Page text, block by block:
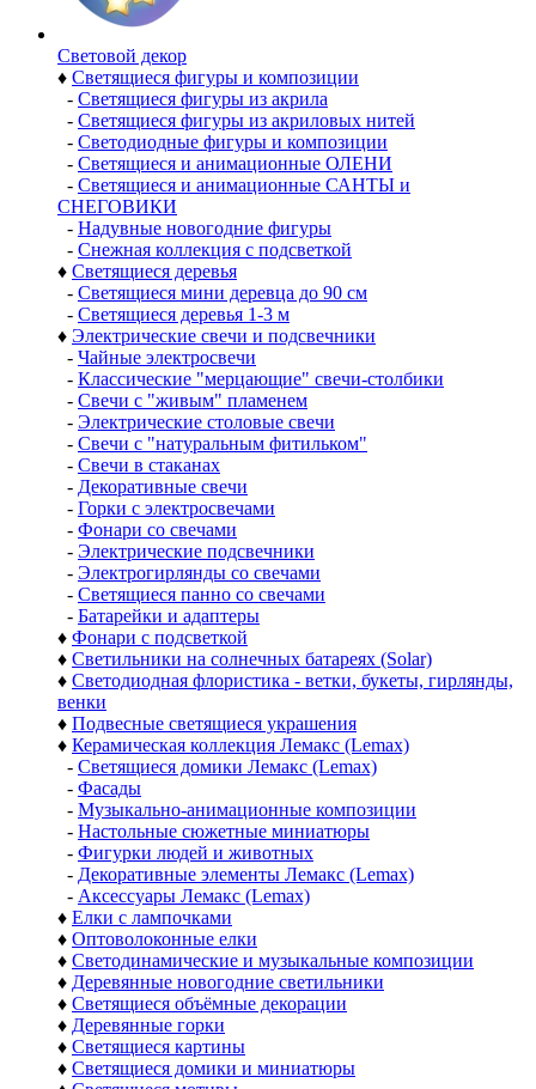
Световой декор
♦ Светящиеся фигуры и композиции
- Светящиеся фигуры из акрила
- Светящиеся фигуры из акриловых нитей
- Светодиодные фигуры и композиции
- Светящиеся и анимационные ОЛЕНИ
- Светящиеся и анимационные САНТЫ и
СНЕГОВИКИ
- Надувные новогодние фигуры
- Снежная коллекция с подсветкой
♦ Светящиеся деревья
- Светящиеся мини деревца до 90 см
- Светящиеся деревья 1-3 м
♦ Электрические свечи и подсвечники
- Чайные электросвечи
- Классические "мерцающие" свечи-столбики
- Свечи с "живым" пламенем
- Электрические столовые свечи
- Свечи с "натуральным фитильком"
- Свечи в стаканах
- Декоративные свечи
- Горки с электросвечами
- Фонари со свечами
- Электрические подсвечники
- Электрогирлянды со свечами
- Светящиеся панно со свечами
- Батарейки и адаптеры
♦ Фонари с подсветкой
♦ Светильники на солнечных батареях (Solar)
♦ Светодиодная флористика - ветки, букеты, гирлянды,
венки
♦ Подвесные светящиеся украшения
♦ Керамическая коллекция Лемакс (Lemax)
- Светящиеся домики Лемакс (Lemax)
- Фасады
- Музыкально-анимационные композиции
- Настольные сюжетные миниатюры
- Фигурки людей и животных
- Декоративные элементы Лемакс (Lemax)
- Аксессуары Лемакс (Lemax)
♦ Елки с лампочками
♦ Оптоволоконные елки
♦ Светодинамические и музыкальные композиции
♦ Деревянные новогодние светильники
♦ Светящиеся объёмные декорации
♦ Деревянные горки
♦ Светящиеся картины
♦ Светящиеся домики и миниатюры